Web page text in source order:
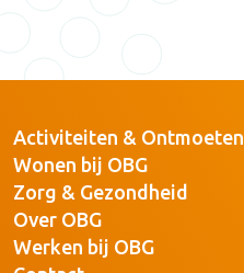
Activiteiten & Ontmoeten
Wonen bij OBG
Zorg & Gezondheid
Over OBG
Werken bij OBG